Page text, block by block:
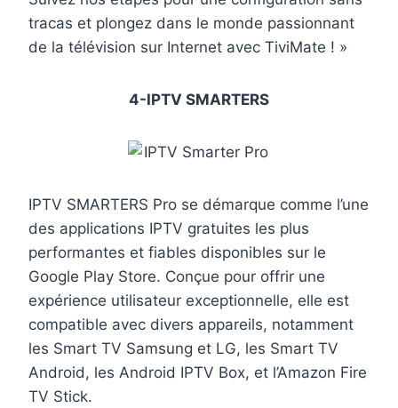
tracas et plongez dans le monde passionnant
de la télévision sur Internet avec TiviMate ! »
4-IPTV SMARTERS
IPTV SMARTERS Pro se démarque comme l’une
des applications IPTV gratuites les plus
performantes et fiables disponibles sur le
Google Play Store. Conçue pour offrir une
expérience utilisateur exceptionnelle, elle est
compatible avec divers appareils, notamment
les Smart TV Samsung et LG, les Smart TV
Android, les Android IPTV Box, et l’Amazon Fire
TV Stick.